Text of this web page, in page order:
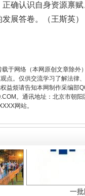
确认识自身资源禀
展答卷。（王斯英）
载于网络（本网原创文章除
点。仅供交流学习了解法
益烦请告知本网制作采编
。通讯地址：北京市朝
网站。
一